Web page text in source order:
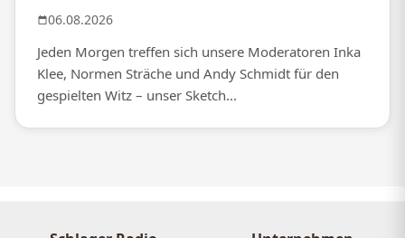
06.08.2026
Jeden Morgen treffen sich unsere Moderatoren Inka
Klee, Normen Sträche und Andy Schmidt für den
gespielten Witz – unser Sketch...